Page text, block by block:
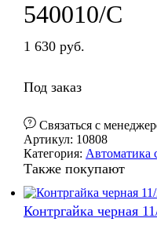
540010/С
1 630 руб.
Под заказ
Cвязаться с
Артикул: 10808
Категория: Автоматика
Также покупают
Контргайка черная